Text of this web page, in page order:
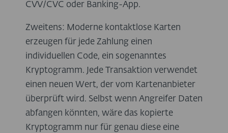
CVV/CVC oder Banking-App.
Zweitens: Moderne kontaktlose Karten
erzeugen für jede Zahlung einen
individuellen Code, ein sogenanntes
Kryptogramm. Jede Transaktion verwendet
einen neuen Wert, der vom Kartenanbieter
überprüft wird. Selbst wenn Angreifer Daten
abfangen könnten, wäre das kopierte
Kryptogramm nur für genau diese eine